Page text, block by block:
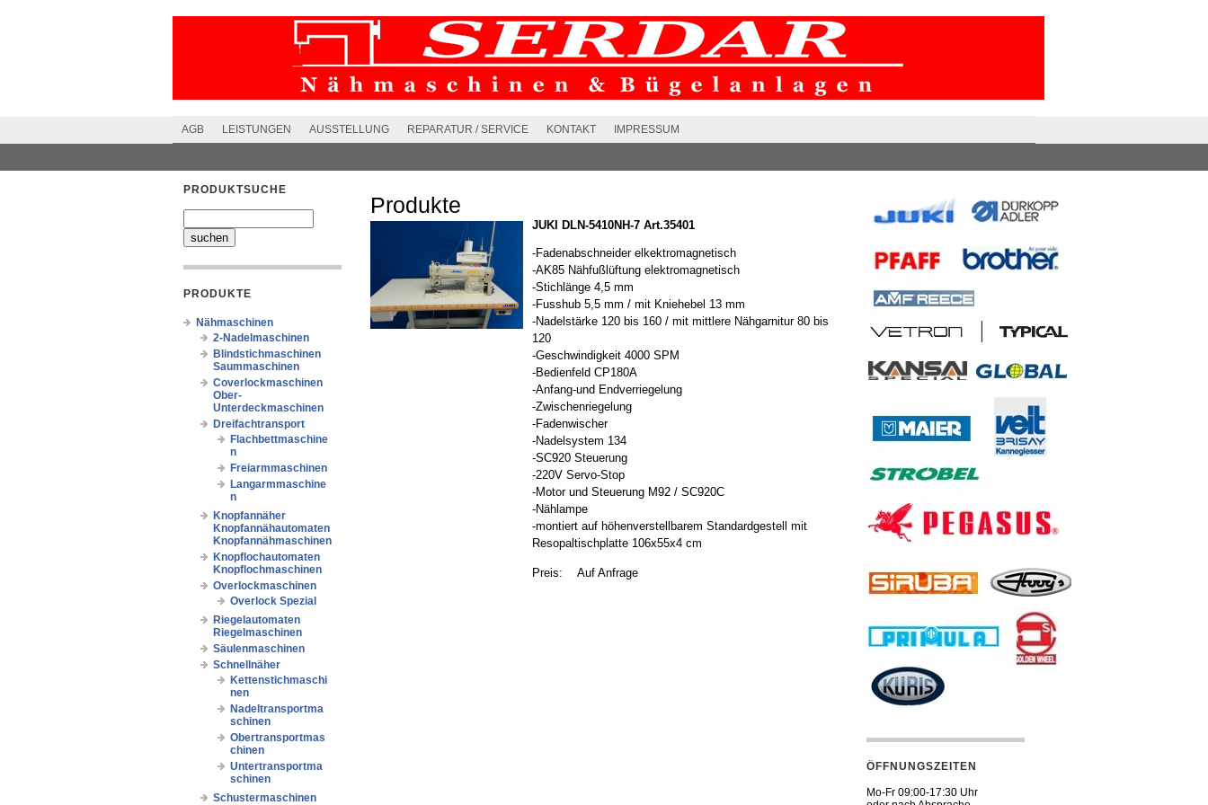
AGB LEISTUNGEN AUSSTELLUNG REPARATUR / SERVICE KONTAKT IMPRESSUM
PRODUKTSUCHE
PRODUKTE
Nähmaschinen
2-Nadelmaschinen
Blindstichmaschinen
Saummaschinen
Coverlockmaschinen
Ober-
Unterdeckmaschinen
Dreifachtransport
Flachbettmaschine
n
Freiarmmaschinen
Langarmmaschine
n
Knopfannäher
Knopfannähautomaten
Knopfannähmaschinen
Knopflochautomaten
Knopflochmaschinen
Overlockmaschinen
Overlock Spezial
Riegelautomaten
Riegelmaschinen
Säulenmaschinen
Schnellnäher
Kettenstichmaschi
nen
Nadeltransportma
schinen
Obertransportmas
chinen
Untertransportma
schinen
Schustermaschinen
Produkte
JUKI DLN-5410NH-7 Art.35401
-Fadenabschneider elkektromagnetisch
-AK85 Nähfußlüftung elektromagnetisch
-Stichlänge 4,5 mm
-Fusshub 5,5 mm / mit Kniehebel 13 mm
-Nadelstärke 120 bis 160 / mit mittlere Nähgarnitur 80 bis
120
-Geschwindigkeit 4000 SPM
-Bedienfeld CP180A
-Anfang-und Endverriegelung
-Zwischenriegelung
-Fadenwischer
-Nadelsystem 134
-SC920 Steuerung
-220V Servo-Stop
-Motor und Steuerung M92 / SC920C
-Nählampe
-montiert auf höhenverstellbarem Standardgestell mit
Resopaltischplatte 106x55x4 cm
Auf Anfrage
Preis:
ÖFFNUNGSZEITEN
Mo-Fr 09:00-17:30 Uhr